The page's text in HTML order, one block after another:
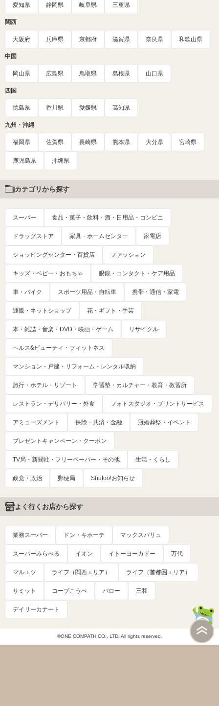
愛知県 静岡県 岐阜県 三重県
関西
大阪府 兵庫県 京都府 滋賀県 奈良県 和歌山県
中国
岡山県 広島県 鳥取県 島根県 山口県
四国
徳島県 香川県 愛媛県 高知県
九州・沖縄
福岡県 佐賀県 長崎県 熊本県 大分県 宮崎県
鹿児島県 沖縄県
カテゴリから探す
スーパー 食品・菓子・飲料・酒・日用品・コンビニ
ドラッグストア 家具・ホームセンター 家電店
ショッピングセンター・百貨店 ファッション
キッズ・ベビー・おもちゃ 眼鏡・コンタクト・ケア用品
車・バイク スポーツ用品・自転車 携帯・通信・家電
通販・ネットショップ 花・ギフト・手芸
本・雑誌・音楽・DVD・映画・ゲーム リサイクル
ヘルス&ビューティ・フィットネス
マンション・戸建・リフォーム・レンタル収納
旅行・ホテル・リゾート 学習塾・カルチャー・教育・教習所
レストラン・デリバリー・外食 フォトスタジオ・プリントサービス
アミューズメント 保険・共済・金融 冠婚葬祭・イベント
プレゼントキャンペーン・クーポン
TV局・新聞社・フリーペーパー・その他 生活・くらし
政党・政治 郵便局 Shufoo!お知らせ
よく行くお店から探す
業務スーパー ドン・キホーテ マックスバリュ
スーパーみらべる イオン イトーヨーカドー 万代
マルエツ ライフ（関西エリア） ライフ（首都圏エリア）
サミット コープこうべ バロー 三和
デイリーカナート
©ONE COMPATH CO., LTD. All rights reserved.